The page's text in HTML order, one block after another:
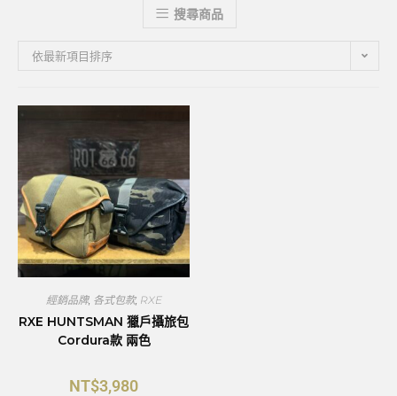
搜尋商品
依最新項目排序
經銷品牌, 各式包款, RXE
RXE HUNTSMAN 獵戶攝旅包
Cordura款 兩色
NT$3,980